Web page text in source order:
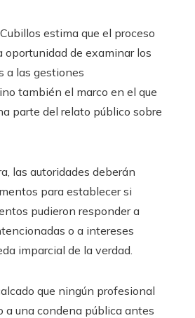
estima que el proceso
oportunidad de examinar los
a las gestiones
también el marco en el que
parte del relato público sobre
las autoridades deberán
para establecer si
pudieron responder a
o a intereses
imparcial de la verdad.
que ningún profesional
a una condena pública antes